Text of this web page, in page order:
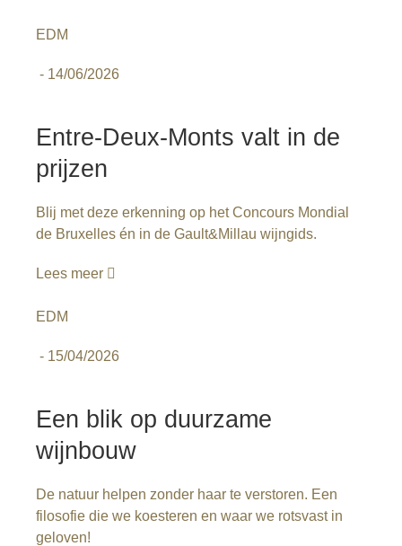
EDM
- 14/06/2026
Entre-Deux-Monts valt in de
prijzen
Blij met deze erkenning op het Concours Mondial
de Bruxelles én in de Gault&Millau wijngids.
Lees meer
EDM
- 15/04/2026
Een blik op duurzame
wijnbouw
De natuur helpen zonder haar te verstoren. Een
filosofie die we koesteren en waar we rotsvast in
geloven!